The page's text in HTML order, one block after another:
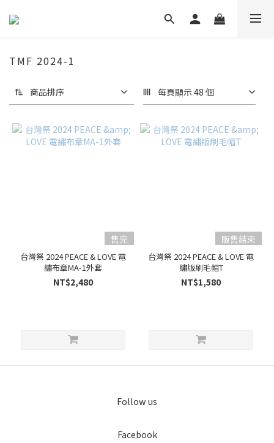
TMF 2024-1
商品排序 每頁顯示 48 個
售完
台灣祭 2024 PEACE & LOVE 電
繡布章MA-1外套
NT$2,480
販售結束
台灣祭 2024 PEACE & LOVE 電
繡版刷毛帽T
NT$1,580
Follow us
Facebook